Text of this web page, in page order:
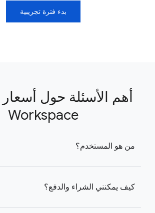
بدء فترة تجريبية
Workspace
من هو المستخدم؟
كيف يمكنني الشراء والدفع؟